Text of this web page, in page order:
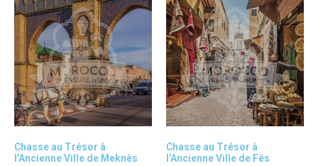
Chasse au Trésor à
l’Ancienne Ville de Meknès
Chasse au Trésor à
l’Ancienne Ville de Fès